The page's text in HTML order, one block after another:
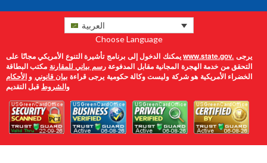
العربية
Choose Language
يمكنك الدخول إلى برنامج تأشيرة التنوع الأمريكي مجانًا علىwww.state.gov. يرجى
التحقق من خدمة الهجرة المجانية مقابل المدفوعةرسم بياني للمقارنة مكتب البطاقة
الخضراء الأمريكية هو شركة وليست وكالة حكومية يرجى قراءة بيان قانوني و الأحكام
والشروطقبل التقديم